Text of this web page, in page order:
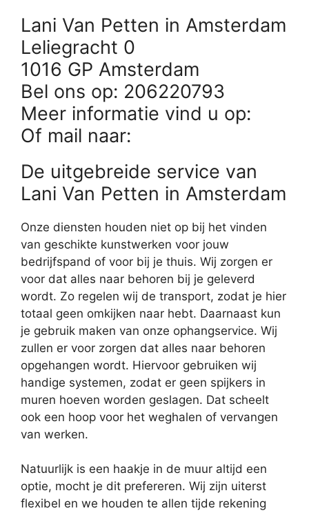
Lani Van Petten in Amsterdam
Leliegracht 0
1016 GP Amsterdam
Bel ons op: 206220793
Meer informatie vind u op:
Of mail naar:
De uitgebreide service van
Lani Van Petten in Amsterdam
Onze diensten houden niet op bij het vinden
van geschikte kunstwerken voor jouw
bedrijfspand of voor bij je thuis. Wij zorgen er
voor dat alles naar behoren bij je geleverd
wordt. Zo regelen wij de transport, zodat je hier
totaal geen omkijken naar hebt. Daarnaast kun
je gebruik maken van onze ophangservice. Wij
zullen er voor zorgen dat alles naar behoren
opgehangen wordt. Hiervoor gebruiken wij
handige systemen, zodat er geen spijkers in
muren hoeven worden geslagen. Dat scheelt
ook een hoop voor het weghalen of vervangen
van werken.
Natuurlijk is een haakje in de muur altijd een
optie, mocht je dit prefereren. Wij zijn uiterst
flexibel en we houden te allen tijde rekening